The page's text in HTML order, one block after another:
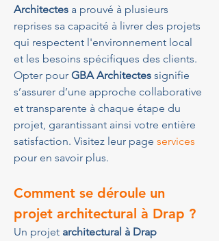
Architectes a prouvé à plusieurs
reprises sa capacité à livrer des projets
qui respectent l'environnement local
et les besoins spécifiques des clients.
Opter pour GBA Architectes signifie
s’assurer d’une approche collaborative
et transparente à chaque étape du
projet, garantissant ainsi votre entière
satisfaction. Visitez leur page services
pour en savoir plus.
Comment se déroule un
projet architectural à Drap ?
Un projet architectural à Drap